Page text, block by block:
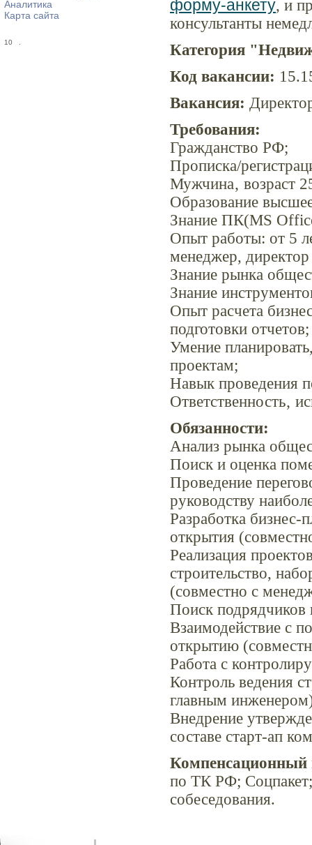
Аналитика
Карта сайта
10
форму-анкету, и
консультанты
Категория
Код вакансии:
Вакансия:
Требования:
Гражданство РФ;
Прописка/
Мужчина‚ возраст
Образование
Знание ПК(MS
Опыт работы: от 5
менеджер,
Знание рынка
Знание
Опыт расчета
подготовки отчетов;
Умение
проектам;
Навык проведения
Ответственность‚
Обязанности:
Анализ рынка
Поиск и оценка
Проведение
руководству
Разработка
открытия
Реализация
строительство,
(совместно с
Поиск подрядчиков
Взаимодействие с
открытию
Работа с
Контроль ведения
главным
Внедрение
составе старт-ап
Компенсационный
по ТК РФ; Соцпакет;
собеседования.